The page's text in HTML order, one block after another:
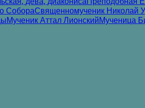
СобораСвященномученик Николай
Мученик Аттал ЛионскийМученица